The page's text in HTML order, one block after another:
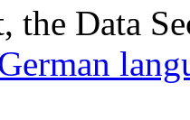
the Data